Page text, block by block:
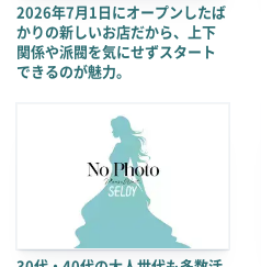
2026年7月1日にオープンしたば
かりの新しいお店だから、上下
関係や派閥を気にせずスタート
できるのが魅力。